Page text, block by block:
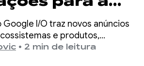
de
Google I/O traz novos anúncios
e produtos,
Android. À medida
• 2 min de leitura